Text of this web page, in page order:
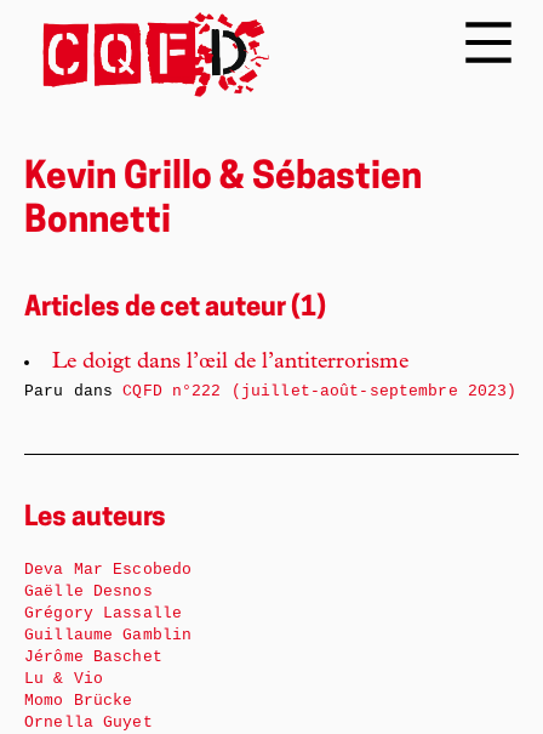
Kevin Grillo & Sébastien
Bonnetti
Articles de cet auteur (1)
Le doigt dans l’œil de l’antiterrorisme
Paru dansCQFD n°222 (juillet-août-septembre 2023)
Les auteurs
Deva Mar Escobedo
Gaëlle Desnos
Grégory Lassalle
Guillaume Gamblin
Jérôme Baschet
Lu & Vio
Momo Brücke
Ornella Guyet